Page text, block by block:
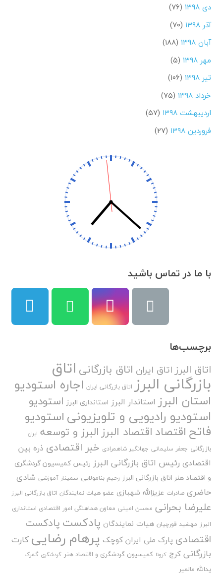
دی ۱۳۹۸
(۷۶)
آذر ۱۳۹۸
(۷۰)
آبان ۱۳۹۸
(۱۸۸)
مهر ۱۳۹۸
(۵)
تیر ۱۳۹۸
(۱۰۶)
خرداد ۱۳۹۸
(۷۵)
اردیبهشت ۱۳۹۸
(۵۷)
فروردین ۱۳۹۸
(۲۷)
با ما در تماس باشید
برچسب‌ها
اتاق البرز اتاق ایران اتاق بازرگانی اتاق
بازرگانی البرز اتاق بازرگانی ایران اجاره استودیو
استان البرز استاندار البرز استانداری البرز استودیو
استودیو رادیویی و تلویزیونیاستودیو
فاتح اقتصاد اقتصاد البرزالبرز و توسعه ایران
بازرگانی جعفر سلیمانی جهانگیر شاهمرادی خبر اقتصادی ذره بین
اقتصادی رئیس اتاق بازرگانی البرز رئیس کمیسیون گردشگری
و اقتصاد هنر اتاق بازرگانی البرز رحیم بنامولایی سمینار آموزشی شادی
حاضری صادرات عزیزالله شهبازی عضو هیات نمایندگان اتاق بازرگانی البرز
علیرضا بحرانی محسن امینی معاون هماهنگی امور اقتصادی استانداری
البرز مهشید قورچیان هیات نمایندگان پادکست پادکست
اقتصادی پارک ملی ایران کوچک پرهام رضایی کارت
بازرگانی کرج کرونا کمیسیون گردشگری و اقتصاد هنر گردشگری گمرک
یدالله مالمیر